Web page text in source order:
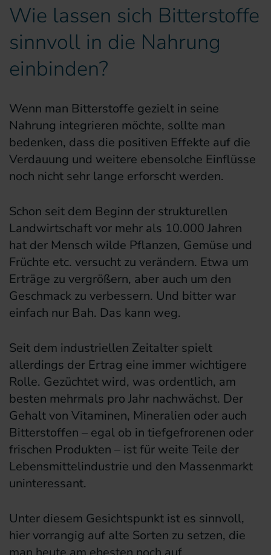
Wie lassen sich Bitterstoffe
sinnvoll in die Nahrung
einbinden?
Wenn man Bitterstoffe gezielt in seine
Nahrung integrieren möchte, sollte man
bedenken, dass die positiven Effekte auf die
Verdauung und weitere ebensolche Einflüsse
noch nicht sehr lange erforscht werden.
Schon seit dem Beginn der strukturellen
Landwirtschaft vor mehr als 10.000 Jahren
hat der Mensch wilde Pflanzen, Gemüse und
Früchte etc. versucht zu verändern. Etwa um
Erträge zu vergrößern, aber auch um den
Geschmack zu verbessern. Und bitter war
einfach nur Bah. Das kann weg.
Seit dem industriellen Zeitalter spielt
allerdings der Ertrag eine immer wichtigere
Rolle. Gezüchtet wird, was ordentlich, am
besten mehrmals pro Jahr nachwächst. Der
Gehalt von Vitaminen, Mineralien oder auch
Bitterstoffen – egal ob in tiefgefrorenen oder
frischen Produkten – ist für weite Teile der
Lebensmittelindustrie und den Massenmarkt
uninteressant.
Unter diesem Gesichtspunkt ist es sinnvoll,
hier vorrangig auf alte Sorten zu setzen, die